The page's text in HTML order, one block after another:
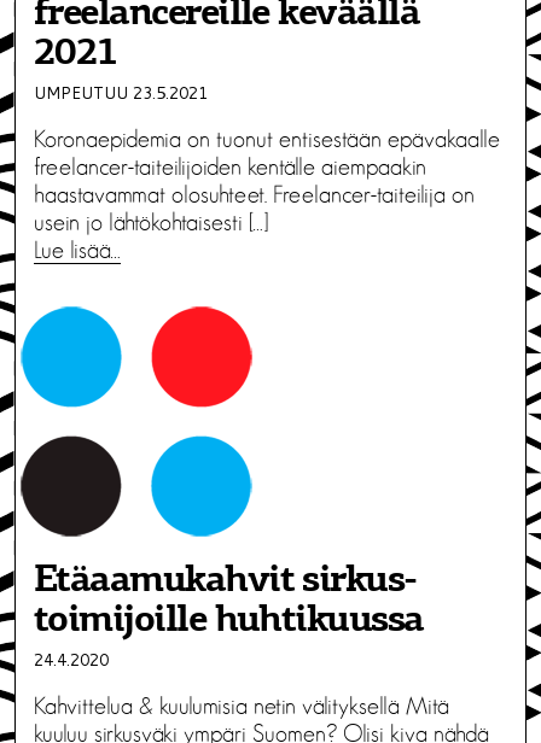
freelancereille keväällä
2021
UMPEUTUU 23.5.2021
Koronaepidemia on tuonut entisestään epävakaalle
freelancer-taiteilijoiden kentälle aiempaakin
haastavammat olosuhteet. Freelancer-taiteilija on
usein jo lähtökohtaisesti […]
Lue lisää…
Etäaamukahvit sirkus­
toimijoille huhtikuussa
24.4.2020
Kahvittelua & kuulumisia netin välityksellä Mitä
kuuluu sirkusväki ympäri Suomen? Olisi kiva nähdä